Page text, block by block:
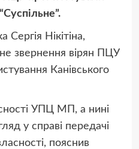
Нікітіна,
звернення вірян ПЦУ
Канівського
УПЦ МП, а нині
у справі передачі
пояснив